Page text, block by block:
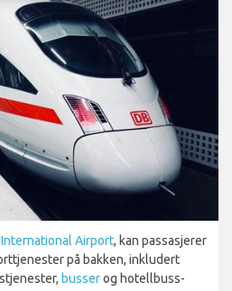
Airport, kan passasjerer
på bakken, inkludert
busserog hotellbuss-